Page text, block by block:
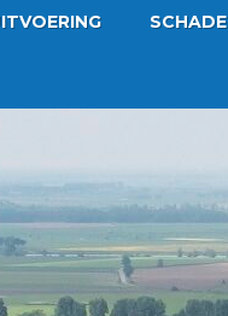
SCHADE